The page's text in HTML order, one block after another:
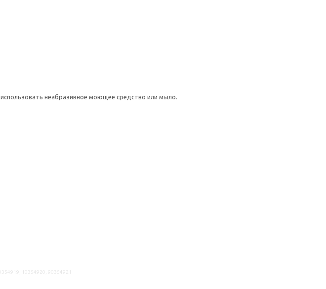
неабразивное моющее средство или мыло.